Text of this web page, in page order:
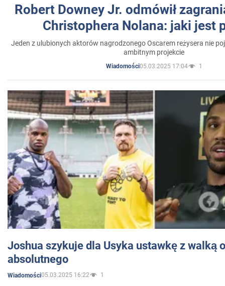
Robert Downey Jr. odmówił
Christophera Nolana: jaki jest
Jeden z ulubionych aktorów nagrodzonego Oscarem reżysera nie
ambitnym projekcie
Wiadomości05.03.2025 17:04 1
Joshua szykuje dla Usyka ustawkę z walką
absolutnego
Wiadomości05.03.2025 16:22 1